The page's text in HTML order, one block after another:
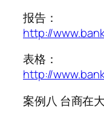
报告：
http://
表格：
http://
案例八 台商在